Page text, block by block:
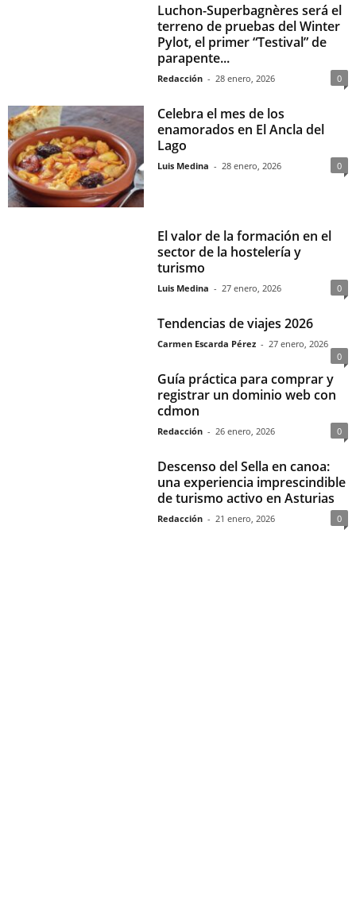
Luchon-Superbagnères será el
terreno de pruebas del Winter
Pylot, el primer “Testival” de
parapente...
Redacción - 28 enero, 2026 0
Celebra el mes de los
enamorados en El Ancla del
Lago
Luis Medina - 28 enero, 2026 0
El valor de la formación en el
sector de la hostelería y
turismo
Luis Medina - 27 enero, 2026 0
Tendencias de viajes 2026
Carmen Escarda Pérez - 27 enero, 2026
0
Guía práctica para comprar y
registrar un dominio web con
cdmon
Redacción - 26 enero, 2026 0
Descenso del Sella en canoa:
una experiencia imprescindible
de turismo activo en Asturias
Redacción - 21 enero, 2026 0